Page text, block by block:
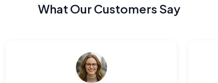
What Our Customers Say